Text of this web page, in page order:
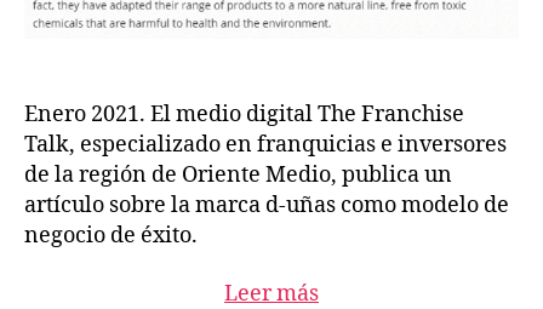
Enero 2021. El medio digital The Franchise
Talk, especializado en franquicias e inversores
de la región de Oriente Medio, publica un
artículo sobre la marca d-uñas como modelo de
negocio de éxito.
Leer más